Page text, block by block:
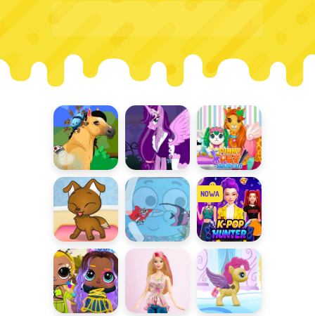
Zadbany
kucyk
Kreator
kucyków
Zabawne
fryzury
zwierzaków
Pupile
księżniczki
Akwarium
Gumballa
K-Pop
Hunter
Fashion